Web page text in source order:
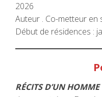
2026
Auteur . Co-metteur en
Début de résidences :
RÉCITS D’UN